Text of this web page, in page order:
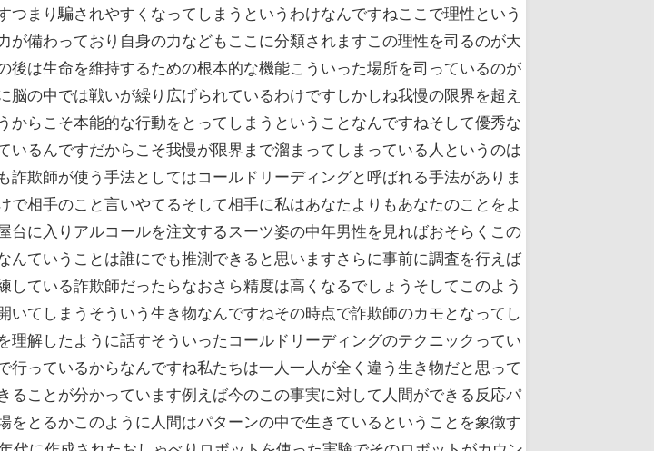
まり騙されやすくなってしまうというわけなんですねここで理性という
備わっており自身の力などもここに分類されますこの理性を司るのが大
は生命を維持するための根本的な機能こういった場所を司っているのが
の中では戦いが繰り広げられているわけですしかしね我慢の限界を超え
らこそ本能的な行動をとってしまうということなんですねそして優秀な
るんですだからこそ我慢が限界まで溜まってしまっている人というのは
欺師が使う手法としてはコールドリーディングと呼ばれる手法がありま
相手のこと言いやてるそして相手に私はあなたよりもあなたのことをよ
に入りアルコールを注文するスーツ姿の中年男性を見ればおそらくこの
ていうことは誰にでも推測できると思いますさらに事前に調査を行えば
ている詐欺師だったらなおさら精度は高くなるでしょうそしてこのよう
てしまうそういう生き物なんですねその時点で詐欺師のカモとなってし
解したように話すそういったコールドリーディングのテクニックってい
っているからなんですね私たちは一人一人が全く違う生き物だと思って
ことが分かっています例えば今のこの事実に対して人間ができる反応パ
とるかこのように人間はパターンの中で生きているということを象徴す